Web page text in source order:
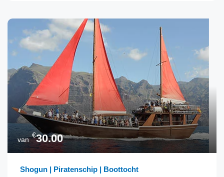
van
€30.00
Shogun | Piratenschip | Boottocht